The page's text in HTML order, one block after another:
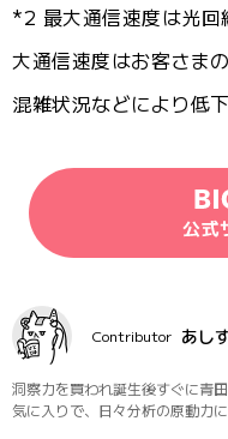
*2 最大通信速度は光回
大通信速度はお客さま
混雑状況などにより低下
Contributor あし
洞察力を買われ誕生後すぐに青
気に入りで、日々分析の原動力